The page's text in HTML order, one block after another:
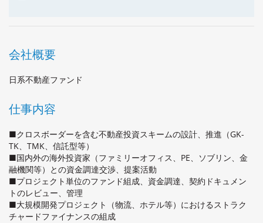
会社概要
日系不動産ファンド
仕事内容
■クロスボーダーを含む不動産投資スキームの設計、推進（GK-
TK、TMK、信託型等）
■国内外の海外投資家（ファミリーオフィス、PE、ソブリン、金
融機関等）との資金調達交渉、提案活動
■プロジェクト単位のファンド組成、資金調達、契約ドキュメン
トのレビュー、管理
■大規模開発プロジェクト（物流、ホテル等）におけるストラク
チャードファイナンスの組成